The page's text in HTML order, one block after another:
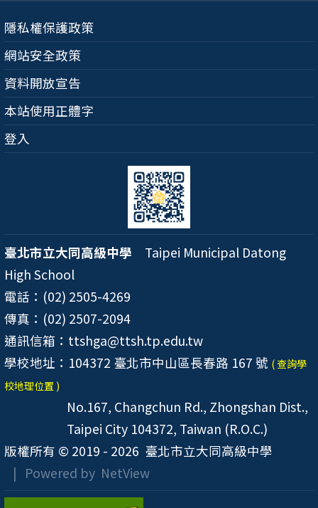
隱私權保護政策
網站安全政策
資料開放宣告
本站使用正體字
登入
臺北市立大同高級中學 Taipei Municipal Datong
High School
電話：(02) 2505-4269
傳真：(02) 2507-2094
通訊信箱：ttshga@ttsh.tp.edu.tw
學校地址：104372 臺北市中山區長春路 167 號 ( 查詢學
校地理位置 )
No.167, Changchun Rd., Zhongshan Dist.,
Taipei City 104372, Taiwan (R.O.C.)
版權所有 © 2019 - 2026 臺北市立大同高級中學
| Powered by NetView